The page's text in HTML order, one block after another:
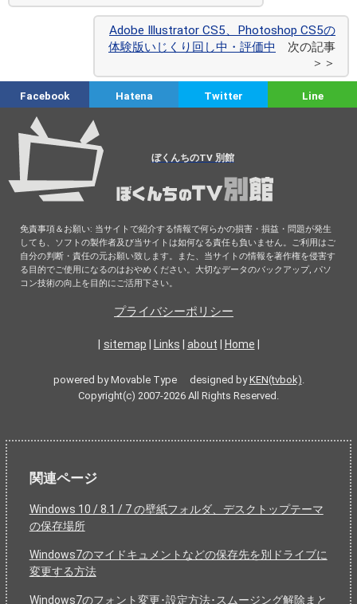
Adobe Illustrator CS5、Photoshop CS5の
体験版いじくり回し中・評価中
次の記事
＞＞
Facebook Hatena Twitter Line
ぼくんちのTV 別館
免責事項＆お願い: 当サイトで紹介する情報で何らかの損害・損益・問題が発生
しても、ソフトの製作者及び当サイトは如何なる責任も負いません。ご利用はご
自分の判断・責任の元お願い致します。また、当サイトの情報を著作権を侵害す
る目的でご使用になるのはおやめください。大切なデータのバックアップ, パソ
コン技術の向上を目的にご活用下さい。
プライバシーポリシー
sitemap Links about Home
powered by Movable Type designed byKEN(tvbok).
Copyright(c) 2007-2026 All Rights Reserved.
関連ページ
Windows 10 / 8.1 / 7 の壁紙フォルダ、デスクトップテーマ
の保存場所
Windows7のマイドキュメントなどの保存先を別ドライブに
変更する方法
Windows7のフォント変更･設定方法･スムージング解除まと